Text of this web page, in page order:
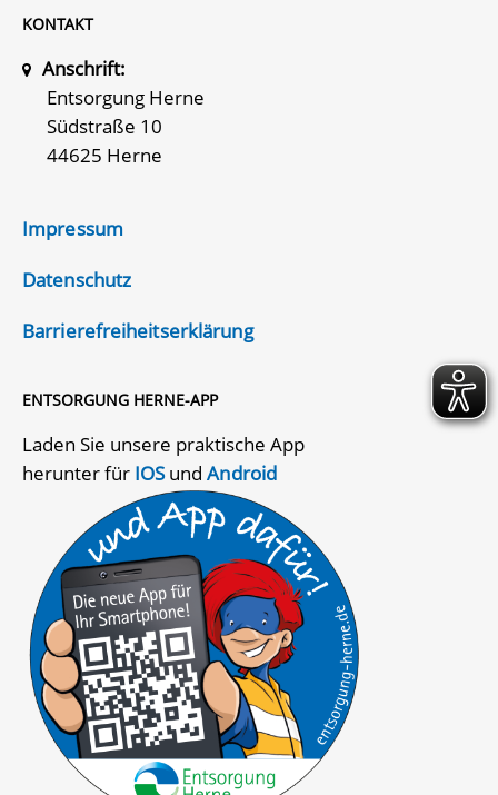
KONTAKT
Anschrift:
Entsorgung Herne
Südstraße 10
44625 Herne
Impressum
Datenschutz
Barrierefreiheitserklärung
ENTSORGUNG HERNE-APP
Laden Sie unsere praktische App
herunter für IOSundAndroid